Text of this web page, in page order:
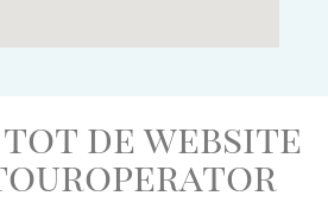
tot de website